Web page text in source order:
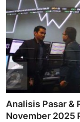
Bisnis
Industri
Korporasi
Kripto
Obligasi &
Analisis Pasar &
November 2025